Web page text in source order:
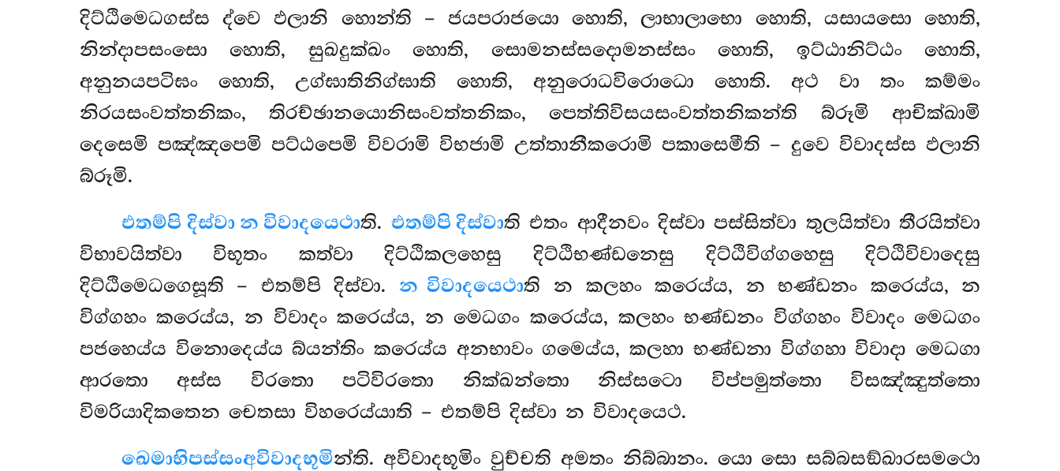
දිට්ඨිමෙධගස්ස ද්වෙ ඵලානි හොන්ති – ජයපරාජයො හොති, ලාභාලාභො හොති, යසායසො හොති,
නින්දාපසංසො හොති, සුඛදුක්ඛං හොති, සොමනස්සදොමනස්සං හොති, ඉට්ඨානිට්ඨං හොති,
අනුනයපටිඝං හොති, උග්ඝාතිනිග්ඝාති හොති, අනුරොධවිරොධො හොති. අථ වා තං කම්මං
නිරයසංවත්තනිකං, තිරච්ඡානයොනිසංවත්තනිකං, පෙත්තිවිසයසංවත්තනිකන්ති බ්රූමි ආචික්ඛාමි
දෙසෙමි පඤ්ඤපෙමි පට්ඨපෙමි විවරාමි විභජාමි උත්තානීකරොමි පකාසෙමීති – දුවෙ විවාදස්ස ඵලානි
බ්රූමි.
එතම්පි දිස්වා න විවාදයෙථාති. එතම්පි දිස්වාති එතං ආදීනවං දිස්වා පස්සිත්වා තුලයිත්වා තීරයිත්වා
විභාවයිත්වා විභූතං කත්වා දිට්ඨිකලහෙසු දිට්ඨිභණ්ඩනෙසු දිට්ඨිවිග්ගහෙසු දිට්ඨිවිවාදෙසු
දිට්ඨිමෙධගෙසූති – එතම්පි දිස්වා. න විවාදයෙථාති න කලහංකරෙය්ය, න භණ්ඩනං කරෙය්ය, න
විග්ගහං කරෙය්ය, න විවාදං කරෙය්ය, න මෙධගං කරෙය්ය, කලහං භණ්ඩනං විග්ගහං විවාදං මෙධගං
පජහෙය්ය විනොදෙය්ය බ්යන්තිං කරෙය්ය අනභාවං ගමෙය්ය, කලහා භණ්ඩනා විග්ගහාවිවාදා මෙධගා
ආරතො අස්ස විරතො පටිවිරතො නික්ඛන්තො නිස්සටො විප්පමුත්තො විසඤ්ඤුත්තො
විමරියාදිකතෙන චෙතසා විහරෙය්යාති – එතම්පි දිස්වා න විවාදයෙථ.
ඛෙමාභිපස්සංඅවිවාදභූමින්ති. අවිවාදභූමිං වුච්චති අමතං නිබ්බානං. යො සො සබ්බසඞ්ඛාරසමථො